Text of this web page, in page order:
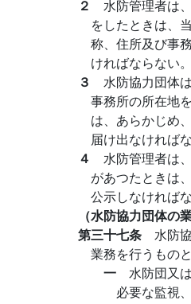
２ 水防管理者は
をしたときは、
称、住所及び事
ければならない。
３ 水防協力団体
事務所の所在地
は、あらかじめ
届け出なければ
４ 水防管理者は
があつたときは
公示しなければな
（水防協力団体の
第三十七条 水防
業務を行うものと
一 水防団又
必要な監視